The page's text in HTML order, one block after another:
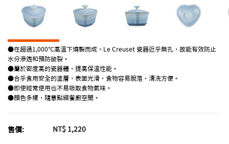
●在超過1,000℃高溫下燒製而成，Le Creuset 瓷器近乎無孔，故能有效防止
水分滲透和預防破裂。
●屬於密度高的瓷器體，提高保溫性能。
●合乎食用安全的塗層，表面光滑，食物容易脫落，清洗方便。
●即使經常使用也不易吸取食物氣味。
●顏色多樣，隨意點綴餐廚空間。
售價: NT$ 1,220